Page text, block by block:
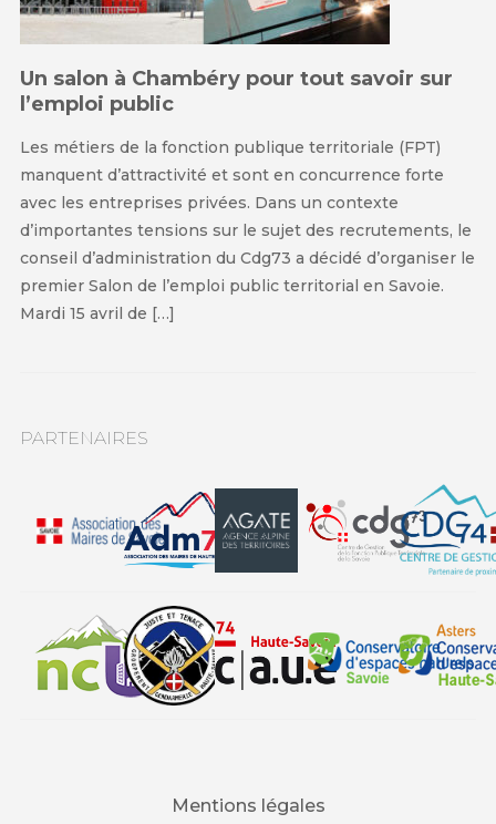
Un salon à Chambéry pour tout savoir sur
l’emploi public
Les métiers de la fonction publique territoriale (FPT)
manquent d’attractivité et sont en concurrence forte
avec les entreprises privées. Dans un contexte
d’importantes tensions sur le sujet des recrutements, le
conseil d’administration du Cdg73 a décidé d’organiser le
premier Salon de l’emploi public territorial en Savoie.
Mardi 15 avril de […]
PARTENAIRES
Mentions légales